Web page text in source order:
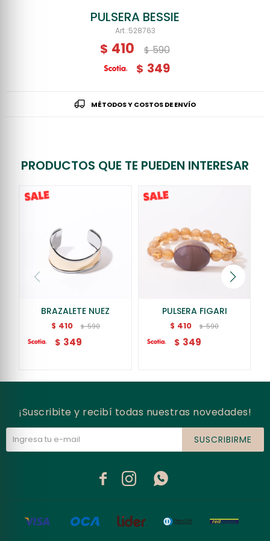
PULSERA BESSIE
528763
$ 410 $ 590
$ 349
MÉTODOS Y COSTOS DE ENVÍO
PRODUCTOS QUE TE PUEDEN INTERESAR
BRAZALETE NUEZ
$ 410 $ 590
$ 349
PULSERA FIGARI
$ 410 $ 590
$ 349
¡Suscribite y recibí todas nuestras novedades!
SUSCRIBIRME
  